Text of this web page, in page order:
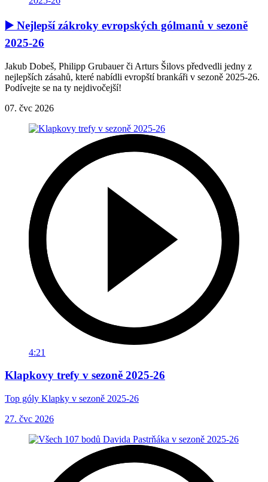
▶️ Nejlepší zákroky evropských gólmanů v sezoně
2025-26
Jakub Dobeš, Philipp Grubauer či Arturs Šilovs předvedli jedny z
nejlepších zásahů, které nabídli evropští brankáři v sezoně 2025-26.
Podívejte se na ty nejdivočejší!
07. čvc 2026
4:21
Klapkovy trefy v sezoně 2025-26
Top góly Klapky v sezoně 2025-26
27. čvc 2026